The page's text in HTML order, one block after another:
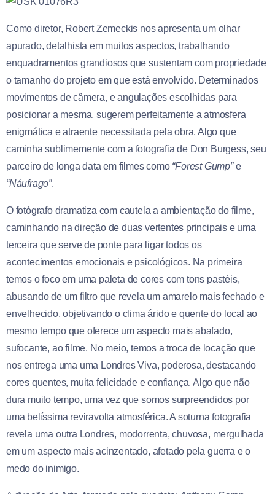
Como diretor, Robert Zemeckis nos apresenta um olhar
apurado, detalhista em muitos aspectos, trabalhando
enquadramentos grandiosos que sustentam com propriedade
o tamanho do projeto em que está envolvido. Determinados
movimentos de câmera, e angulações escolhidas para
posicionar a mesma, sugerem perfeitamente a atmosfera
enigmática e atraente necessitada pela obra. Algo que
caminha sublimemente com a fotografia de Don Burgess, seu
parceiro de longa data em filmes como “Forest Gump”e
“Náufrago”.
O fotógrafo dramatiza com cautela a ambientação do filme,
caminhando na direção de duas vertentes principais e uma
terceira que serve de ponte para ligar todos os
acontecimentos emocionais e psicológicos. Na primeira
temos o foco em uma paleta de cores com tons pastéis,
abusando de um filtro que revela um amarelo mais fechado e
envelhecido, objetivando o clima árido e quente do local ao
mesmo tempo que oferece um aspecto mais abafado,
sufocante, ao filme. No meio, temos a troca de locação que
nos entrega uma uma Londres Viva, poderosa, destacando
cores quentes, muita felicidade e confiança. Algo que não
dura muito tempo, uma vez que somos surpreendidos por
uma belíssima reviravolta atmosférica. A soturna fotografia
revela uma outra Londres, modorrenta, chuvosa, mergulhada
em um aspecto mais acinzentado, afetado pela guerra e o
medo do inimigo.